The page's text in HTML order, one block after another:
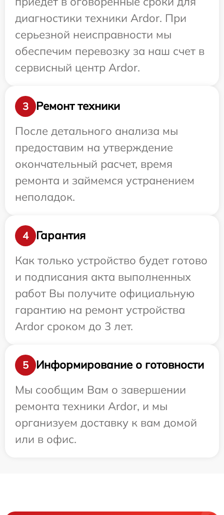
диагностики техники Ardor. При
серьезной неисправности мы
обеспечим перевозку за наш счет в
сервисный центр Ardor.
3
Ремонт техники
После детального анализа мы
предоставим на утверждение
окончательный расчет, время
ремонта и займемся устранением
неполадок.
4
Гарантия
Как только устройство будет готово
и подписания акта выполненных
работ Вы получите официальную
гарантию на ремонт устройства
Ardor сроком до 3 лет.
5
Информирование о готовности
Мы сообщим Вам о завершении
ремонта техники Ardor, и мы
организуем доставку к вам домой
или в офис.